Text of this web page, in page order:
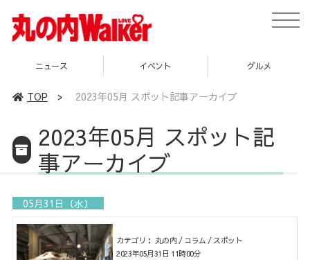
toggle
ニュース イベント グルメ
TOP > 2023年05月 スポット記事アーカイブ
2023年05月 スポット記
事アーカイブ
05月31日（水）
カテゴリ： 丸の内 / コラム / スポット
2023年05月31日 11時00分